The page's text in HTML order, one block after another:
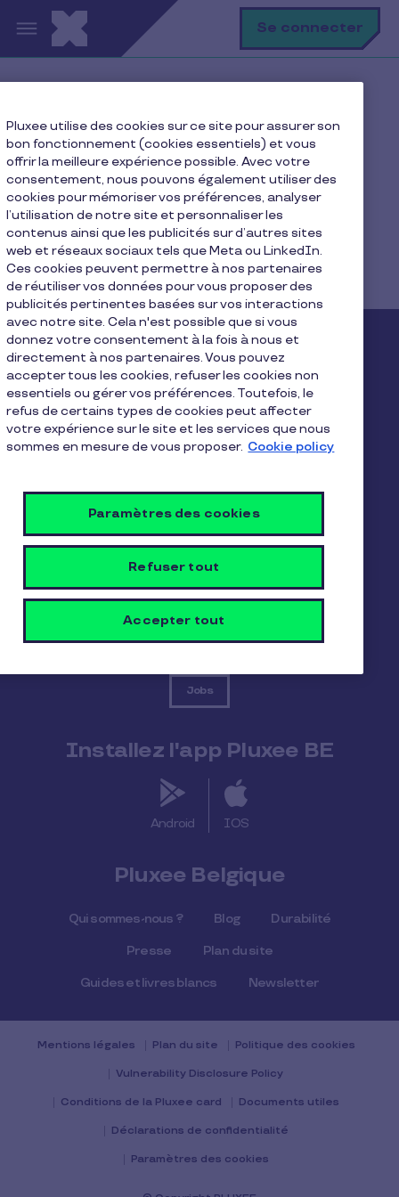
Aller au contenu principal Se connecter
Durabilité
Entreprises
Commander des chèques Espace clients
Nos solutions Produits subsidiés
Jobs
Installez l'app Pluxee BE
Android IOS
Pluxee Belgique
Qui sommes-nous ? Blog Durabilité
Presse Plan du site
Guides et livres blancs Newsletter
Mentions légales Plan du site Politique des cookies
Vulnerability Disclosure Policy
Conditions de la Pluxee card Documents utiles
Déclarations de confidentialité
Paramètres des cookies
Pluxee utilise des cookies sur ce site pour assurer son
bon fonctionnement (cookies essentiels) et vous
offrir la meilleure expérience possible. Avec votre
consentement, nous pouvons également utiliser des
cookies pour mémoriser vos préférences, analyser
l’utilisation de notre site et personnaliser les
contenus ainsi que les publicités sur d’autres sites
web et réseaux sociaux tels que Meta ou LinkedIn.
Ces cookies peuvent permettre à nos partenaires
de réutiliser vos données pour vous proposer des
publicités pertinentes basées sur vos interactions
avec notre site. Cela n'est possible que si vous
donnez votre consentement à la fois à nous et
directement à nos partenaires. Vous pouvez
accepter tous les cookies, refuser les cookies non
essentiels ou gérer vos préférences. Toutefois, le
refus de certains types de cookies peut affecter
votre expérience sur le site et les services que nous
sommes en mesure de vous proposer. Cookie policy
Paramètres des cookies
Refuser tout
Accepter tout